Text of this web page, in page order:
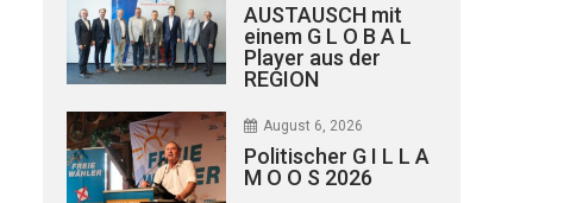
AUSTAUSCH mit
einem G L O B A L
Player aus der
REGION
August 6, 2026
Politischer G I L L A
M O O S 2026